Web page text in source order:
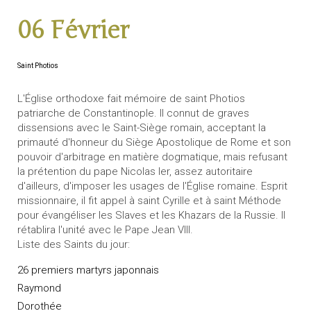
06 Février
Saint Photios
L'Église orthodoxe fait mémoire de saint Photios
patriarche de Constantinople. Il connut de graves
dissensions avec le Saint-Siège romain, acceptant la
primauté d'honneur du Siège Apostolique de Rome et son
pouvoir d'arbitrage en matière dogmatique, mais refusant
la prétention du pape Nicolas Ier, assez autoritaire
d'ailleurs, d'imposer les usages de l'Église romaine. Esprit
missionnaire, il fit appel à saint Cyrille et à saint Méthode
pour évangéliser les Slaves et les Khazars de la Russie. Il
rétablira l'unité avec le Pape Jean VIII.
Liste des Saints du jour:
26 premiers martyrs japonnais
Raymond
Dorothée